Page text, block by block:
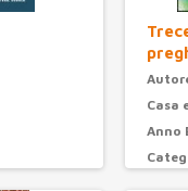
Casa
Anno